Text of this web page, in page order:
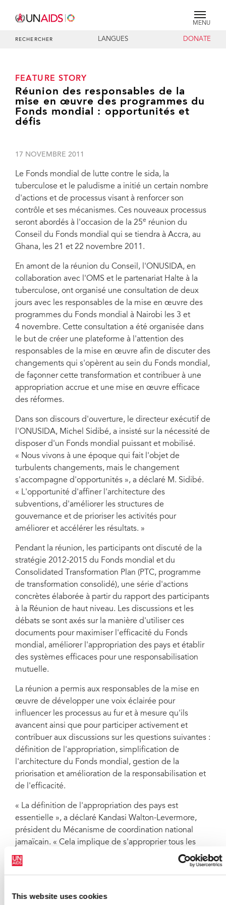
This website uses cookies
MENU
RECHERCHER LANGUES DONATE
FEATURE STORY
Réunion des responsables de la
mise en œuvre des programmes du
Fonds mondial : opportunités et
défis
17 NOVEMBRE 2011
Le Fonds mondial de lutte contre le sida, la
tuberculose et le paludisme a initié un certain nombre
d'actions et de processus visant à renforcer son
contrôle et ses mécanismes. Ces nouveaux processus
seront abordés à l'occasion de la 25e réunion du
Conseil du Fonds mondial qui se tiendra à Accra, au
Ghana, les 21 et 22 novembre 2011.
En amont de la réunion du Conseil, l'ONUSIDA, en
collaboration avec l'OMS et le partenariat Halte à la
tuberculose, ont organisé une consultation de deux
jours avec les responsables de la mise en œuvre des
programmes du Fonds mondial à Nairobi les 3 et
4 novembre. Cette consultation a été organisée dans
le but de créer une plateforme à l'attention des
responsables de la mise en œuvre afin de discuter des
changements qui s'opèrent au sein du Fonds mondial,
de façonner cette transformation et contribuer à une
appropriation accrue et une mise en œuvre efficace
des réformes.
Dans son discours d'ouverture, le directeur exécutif de
l'ONUSIDA, Michel Sidibé, a insisté sur la nécessité de
disposer d'un Fonds mondial puissant et mobilisé.
« Nous vivons à une époque qui fait l'objet de
turbulents changements, mais le changement
s'accompagne d'opportunités », a déclaré M. Sidibé.
« L'opportunité d'affiner l'architecture des
subventions, d'améliorer les structures de
gouvernance et de prioriser les activités pour
améliorer et accélérer les résultats. »
Pendant la réunion, les participants ont discuté de la
stratégie 2012-2015 du Fonds mondial et du
Consolidated Transformation Plan (PTC, programme
de transformation consolidé), une série d'actions
concrètes élaborée à partir du rapport des participants
à la Réunion de haut niveau. Les discussions et les
débats se sont axés sur la manière d'utiliser ces
documents pour maximiser l'efficacité du Fonds
mondial, améliorer l'appropriation des pays et établir
des systèmes efficaces pour une responsabilisation
mutuelle.
La réunion a permis aux responsables de la mise en
œuvre de développer une voix éclairée pour
influencer les processus au fur et à mesure qu'ils
avancent ainsi que pour participer activement et
contribuer aux discussions sur les questions suivantes :
définition de l'appropriation, simplification de
l'architecture du Fonds mondial, gestion de la
priorisation et amélioration de la responsabilisation et
de l'efficacité.
« La définition de l'appropriation des pays est
essentielle », a déclaré Kandasi Walton-Levermore,
président du Mécanisme de coordination national
jamaïcain. « Cela implique de s'approprier tous les
aspects de la riposte au sida, et pas seulement de
disposer d'une subvention du Fonds mondial ».
capturant les positions les plus fréquentes des